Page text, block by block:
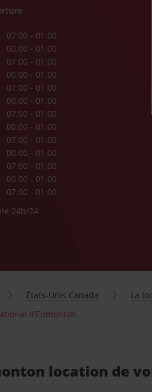
07:00 - 01:00
00:00 - 01:00
07:00 - 01:00
00:00 - 01:00
07:00 - 01:00
00:00 - 01:00
07:00 - 01:00
00:00 - 01:00
07:00 - 01:00
00:00 - 01:00
07:00 - 01:00
00:00 - 01:00
07:00 - 01:00
24h/24
États-Unis Canada La
d’Edmonton
location de